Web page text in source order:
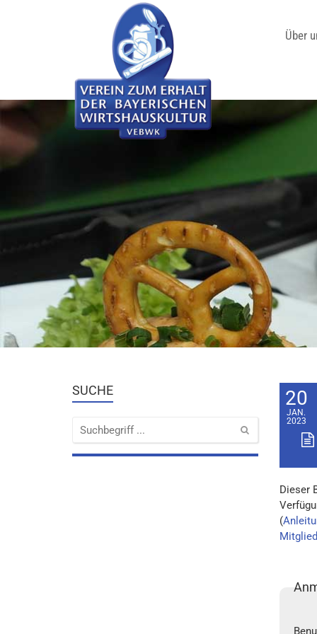
Über
SUCHE 20
JAN.
2023
Dieser
(